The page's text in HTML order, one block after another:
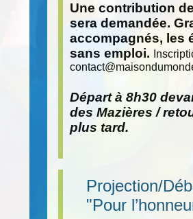
Une contribution
sera demandée.
accompagnés, les
sans emploi.
contact@
Départ à 8h30
des Mazières /
plus tard.
Projection/
"Pour